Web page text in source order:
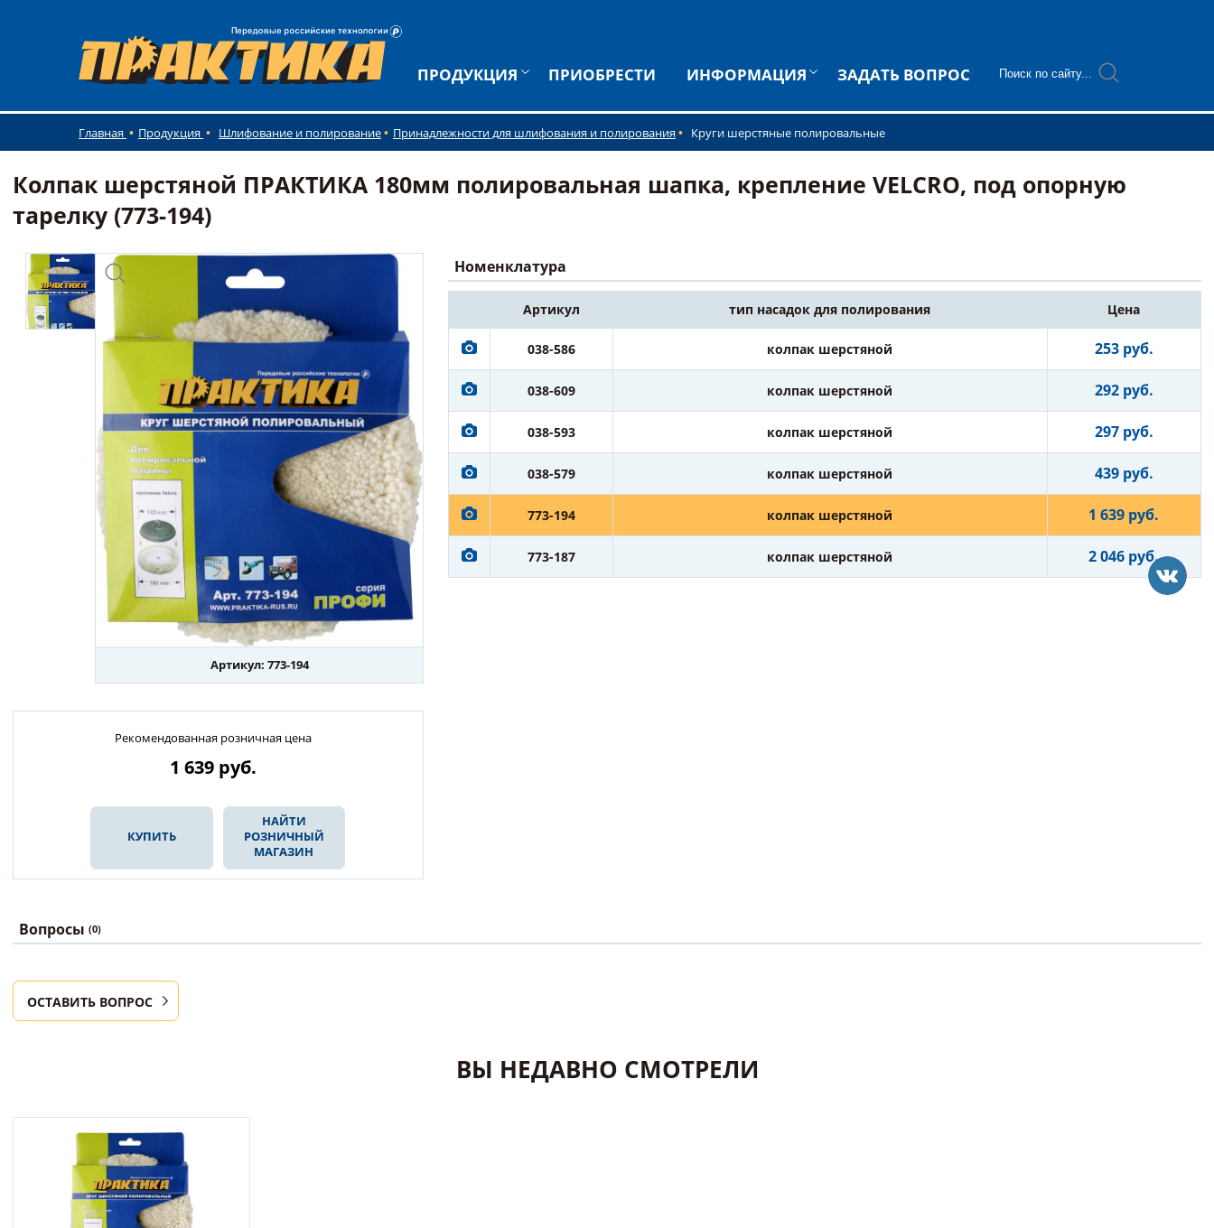
ПРОДУКЦИЯ ПРИОБРЕСТИ ИНФОРМАЦИЯ ЗАДАТЬ ВОПРОС
Главная Продукция Шлифование и полирование Принадлежности для шлифования и полирования Круги шерстяные полировальные
Колпак шерстяной ПРАКТИКА 180мм полировальная шапка, крепление VELCRO, под опорную
тарелку (773-194)
Артикул: 773-194
Рекомендованная розничная цена
1 639 руб.
КУПИТЬ
НАЙТИ
РОЗНИЧНЫЙ
МАГАЗИН
Номенклатура
Артикул тип насадок для полирования Цена
038-586 колпак шерстяной 253 руб.
038-609 колпак шерстяной 292 руб.
038-593 колпак шерстяной 297 руб.
038-579 колпак шерстяной 439 руб.
773-194 колпак шерстяной 1 639 руб.
773-187 колпак шерстяной 2 046 руб.
Вопросы (0)
ОСТАВИТЬ ВОПРОС
ВЫ НЕДАВНО СМОТРЕЛИ